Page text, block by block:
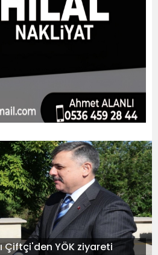
Çiftçi'den YÖK ziyareti